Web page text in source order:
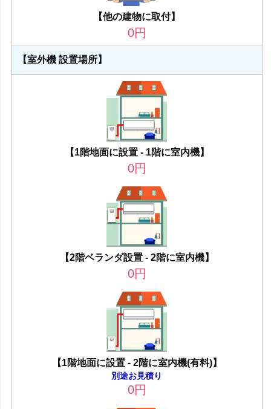
【他の建物に取付】
0円
【室外機 設置場所】
【1階地面に設置 - 1階に室内機】
0円
【2階ベランダ設置 - 2階に室内機】
0円
【1階地面に設置 - 2階に室内機(有料)】
別途お見積り
0円